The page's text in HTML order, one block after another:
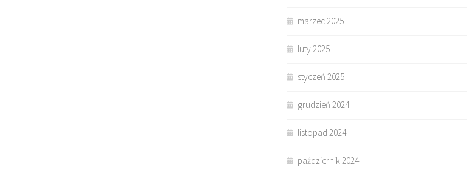
marzec 2025
luty 2025
styczeń 2025
grudzień 2024
listopad 2024
październik 2024